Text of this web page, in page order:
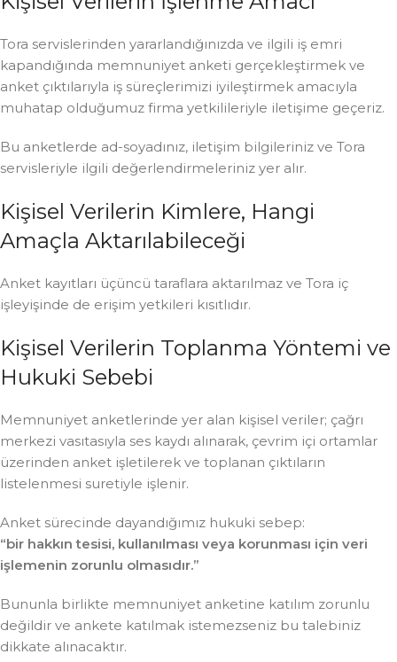
Tora servislerinden yararlandığınızda ve ilgili iş emri
kapandığında memnuniyet anketi gerçekleştirmek ve
anket çıktılarıyla iş süreçlerimizi iyileştirmek amacıyla
muhatap olduğumuz firma yetkilileriyle iletişime geçeriz.
Bu anketlerde ad-soyadınız, iletişim bilgileriniz ve Tora
servisleriyle ilgili değerlendirmeleriniz yer alır.
Kişisel Verilerin Kimlere, Hangi
Amaçla Aktarılabileceği
Anket kayıtları üçüncü taraflara aktarılmaz ve Tora iç
işleyişinde de erişim yetkileri kısıtlıdır.
Kişisel Verilerin Toplanma Yöntemi ve
Hukuki Sebebi
Memnuniyet anketlerinde yer alan kişisel veriler; çağrı
merkezi vasıtasıyla ses kaydı alınarak, çevrim içi ortamlar
üzerinden anket işletilerek ve toplanan çıktıların
listelenmesi suretiyle işlenir.
Anket sürecinde dayandığımız hukuki sebep:
“bir hakkın tesisi, kullanılması veya korunması için veri
işlemenin zorunlu olmasıdır.”
Bununla birlikte memnuniyet anketine katılım zorunlu
değildir ve ankete katılmak istemezseniz bu talebiniz
dikkate alınacaktır.